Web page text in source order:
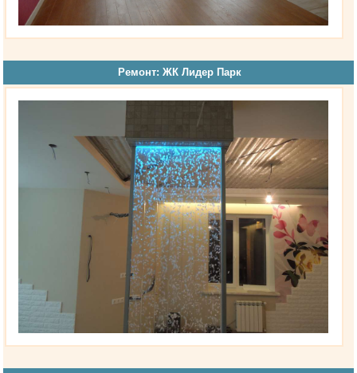
Ремонт: ЖК Лидер Парк